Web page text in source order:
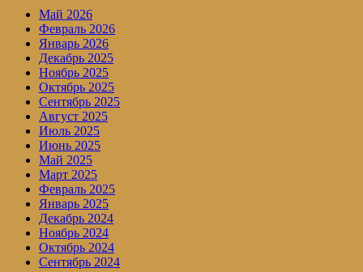
Май 2026
Февраль 2026
Январь 2026
Декабрь 2025
Ноябрь 2025
Октябрь 2025
Сентябрь 2025
Август 2025
Июль 2025
Июнь 2025
Май 2025
Март 2025
Февраль 2025
Январь 2025
Декабрь 2024
Ноябрь 2024
Октябрь 2024
Сентябрь 2024